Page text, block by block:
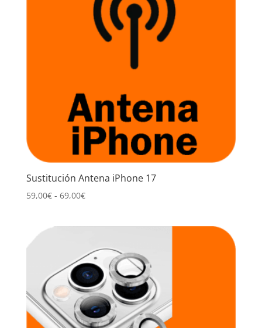
Sustitución Antena iPhone 17
59,00€ - 69,00€Rango
59,00€
hasta
69,00€